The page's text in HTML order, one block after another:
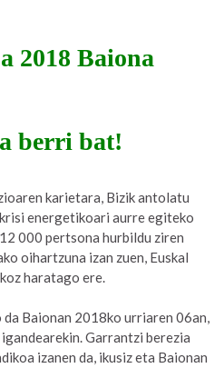
2018 Baiona
berri bat!
karietara, Bizik antolatu
energetikoari aurre egiteko
000 pertsona hurbildu ziren
oihartzuna izan zuen, Euskal
haratago ere.
Baionan 2018ko urriaren 06an,
Garrantzi berezia
izanen da, ikusiz eta Baionan